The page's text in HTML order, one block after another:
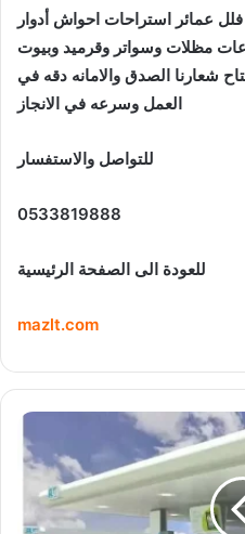
عمائر استراحات احواش أدوار
مظلات وسواتر وقرميد وبيوت
شعارنا الصدق والامانه دقه في
العمل وسرعه في الانجاز
للتواصل والاستفسار
0533819888
للعودة الى الصفحة الرئيسية
mazlt.com